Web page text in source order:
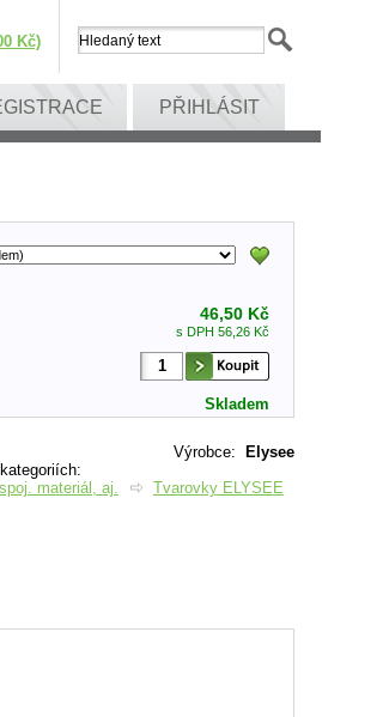
Kč)
PŘIHLÁSIT
46,50 Kč
s DPH 56,26 Kč
Skladem
Elysee
Výrobce:
materiál, aj. Tvarovky ELYSEE